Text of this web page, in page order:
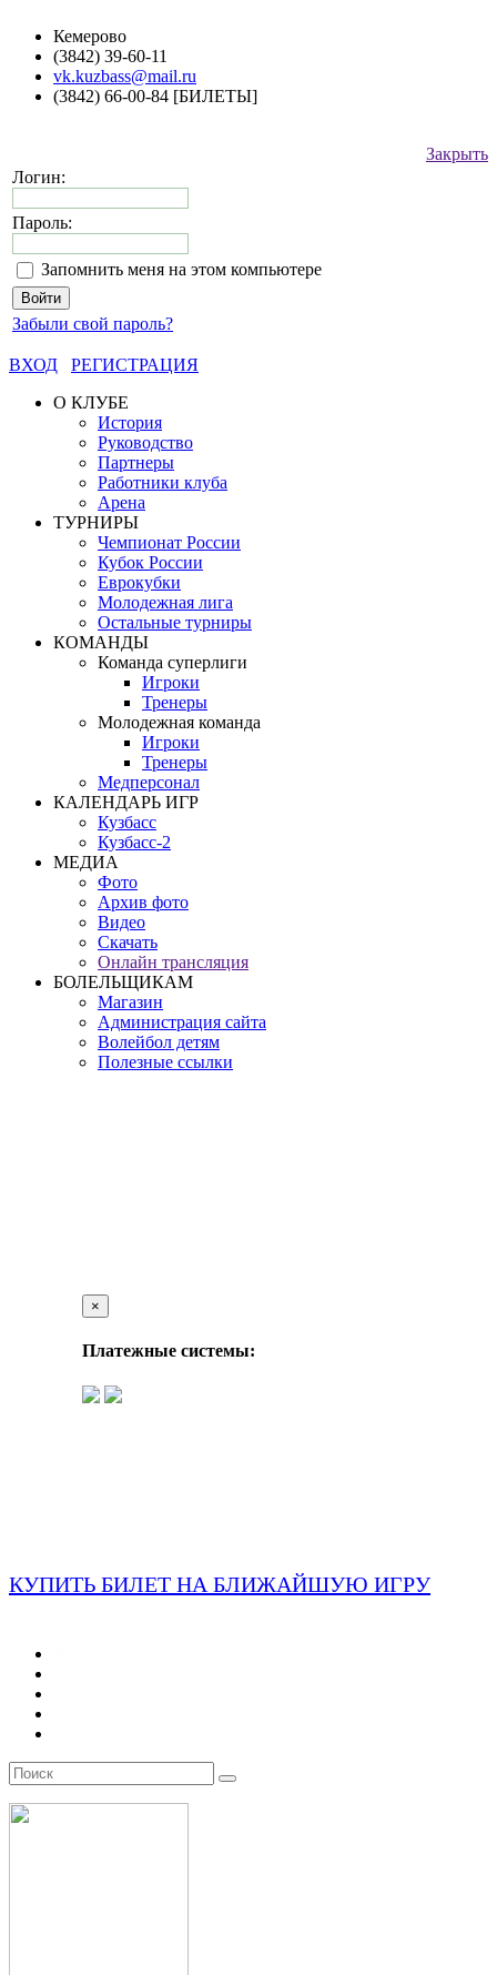
Кемерово
(3842) 39-60-11
vk.kuzbass@mail.ru
(3842) 66-00-84 [БИЛЕТЫ]
Закрыть
Логин:
Пароль:
Запомнить меня на этом компьютере
Забыли свой пароль?
ВХОД
РЕГИСТРАЦИЯ
О КЛУБЕ
История
Руководство
Партнеры
Работники клуба
Арена
ТУРНИРЫ
Чемпионат России
Кубок России
Еврокубки
Молодежная лига
Остальные турниры
КОМАНДЫ
Команда суперлиги
Игроки
Тренеры
Молодежная команда
Игроки
Тренеры
Медперсонал
КАЛЕНДАРЬ ИГР
Кузбасс
Кузбасс-2
МЕДИА
Фото
Архив фото
Видео
Скачать
Онлайн трансляция
БОЛЕЛЬЩИКАМ
Магазин
Администрация сайта
Волейбол детям
Полезные ссылки
×
Платежные системы:
КУПИТЬ БИЛЕТ НА БЛИЖАЙШУЮ ИГРУ